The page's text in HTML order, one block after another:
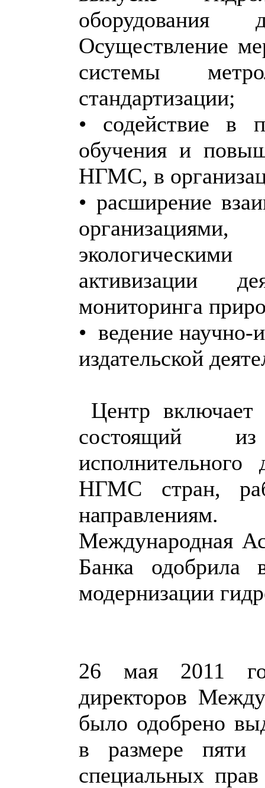
оборудования
Осуществление
системы
стандартизации;
• содействие в
обучения и
НГМС, в
• расширение
активизации
мониторинга
• ведение
издательской
Центр включает
состоящий
НГМС стран,
направлениям.
Международная
Банка одобрила
модернизации
26 мая 2011
директоров
было одобрено
в размере пяти
специальных